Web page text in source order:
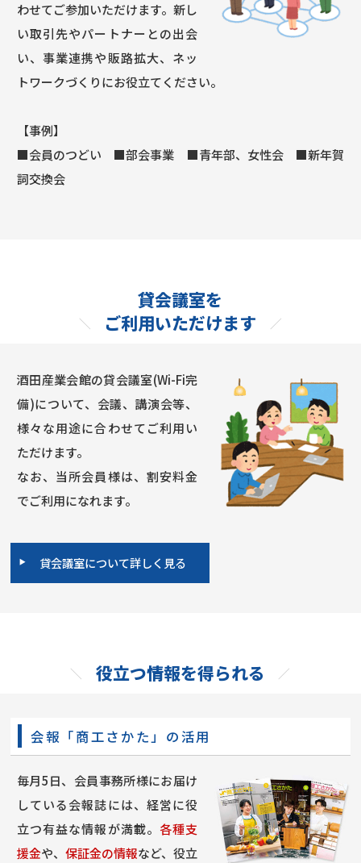
わせてご参加いただけます。新し
い取引先やパートナーとの出会
い、事業連携や販路拡大、ネッ
トワークづくりにお役立てください。
【事例】
■会員のつどい ■部会事業 ■青年部、女性会 ■新年賀
詞交換会
貸会議室を
ご利用いただけます
酒田産業会館の貸会議室(Wi-Fi完
備)について、会議、講演会等、
様々な用途に合わせてご利用い
ただけます。
なお、当所会員様は、割安料金
でご利用になれます。
貸会議室について詳しく見る
役立つ情報を得られる
会報「商工さかた」の活用
毎月5日、会員事務所様にお届け
している会報誌には、経営に役
立つ有益な情報が満載。 各種支
援金や、 保証金の情報など、役立